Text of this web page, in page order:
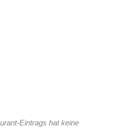
Eintrags hat keine